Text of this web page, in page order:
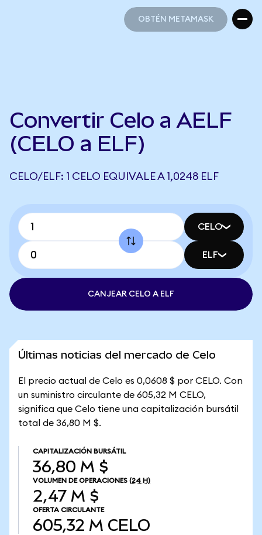
OBTÉN METAMASK
Convertir Celo a AELF
(CELO a ELF)
CELO/ELF: 1 CELO EQUIVALE A 1,0248 ELF
CELO
ELF
CANJEAR CELO A ELF
Últimas noticias del mercado de Celo
El precio actual de Celo es 0,0608 $ por CELO. Con
un suministro circulante de 605,32 M CELO,
significa que Celo tiene una capitalización bursátil
total de 36,80 M $.
CAPITALIZACIÓN BURSÁTIL
36,80 M $
VOLUMEN DE OPERACIONES (24 H)
2,47 M $
OFERTA CIRCULANTE
605,32 M CELO